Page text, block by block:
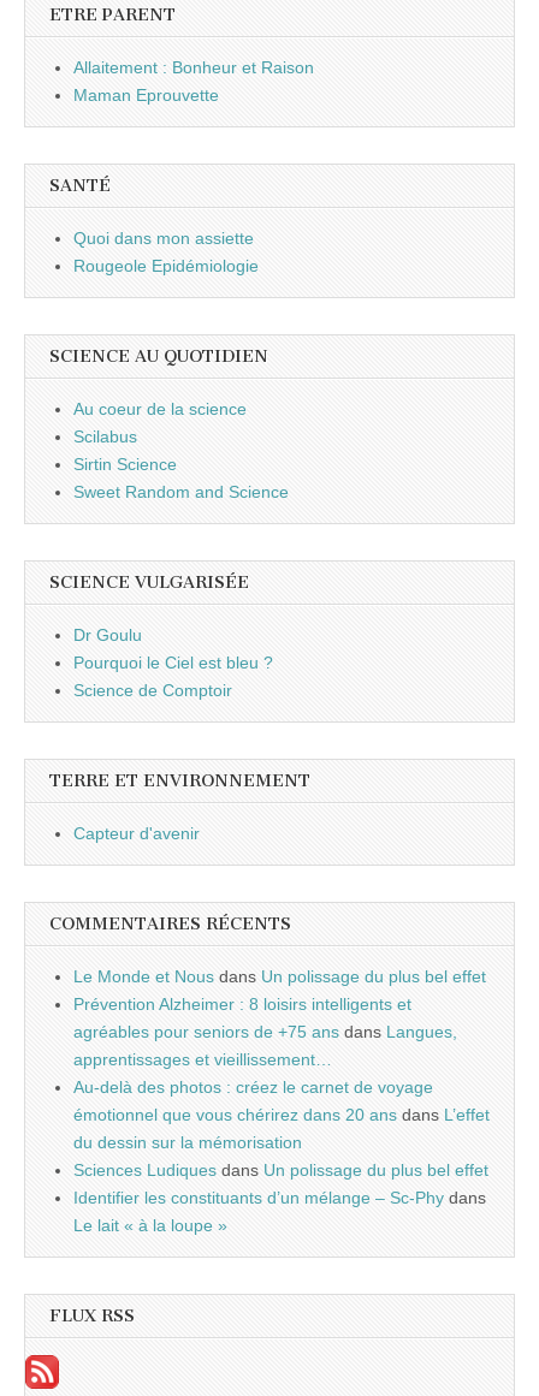
ETRE PARENT
Allaitement : Bonheur et Raison
Maman Eprouvette
SANTÉ
Quoi dans mon assiette
Rougeole Epidémiologie
SCIENCE AU QUOTIDIEN
Au coeur de la science
Scilabus
Sirtin Science
Sweet Random and Science
SCIENCE VULGARISÉE
Dr Goulu
Pourquoi le Ciel est bleu ?
Science de Comptoir
TERRE ET ENVIRONNEMENT
Capteur d'avenir
COMMENTAIRES RÉCENTS
Le Monde et Nous dans Un polissage du plus bel effet
Prévention Alzheimer : 8 loisirs intelligents et
agréables pour seniors de +75 ans dans Langues,
apprentissages et vieillissement…
Au-delà des photos : créez le carnet de voyage
émotionnel que vous chérirez dans 20 ans dans L’effet
du dessin sur la mémorisation
Sciences Ludiques dans Un polissage du plus bel effet
Identifier les constituants d’un mélange – Sc-Phy dans
Le lait « à la loupe »
FLUX RSS